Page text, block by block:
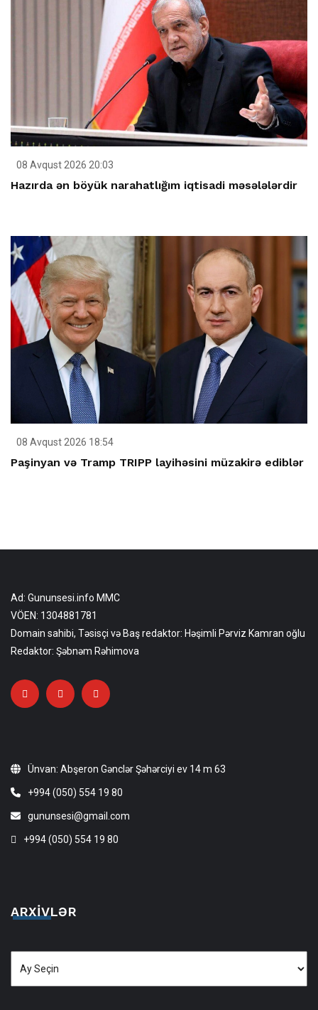
08 Avqust 2026 20:03
Hazırda ən böyük narahatlığım iqtisadi məsələlərdir
08 Avqust 2026 18:54
Paşinyan və Tramp TRIPP layihəsini müzakirə ediblər
Ad: Gununsesi.info MMC
VÖEN: 1304881781
Domain sahibi, Təsisçi və Baş redaktor: Həşimli Pərviz Kamran oğlu
Redaktor: Şəbnəm Rəhimova
Ünvan: Abşeron Gənclər Şəhərciyi ev 14 m 63
+994 (050) 554 19 80
gununsesi@gmail.com
+994 (050) 554 19 80
ARXIVLƏR
Arxivlər